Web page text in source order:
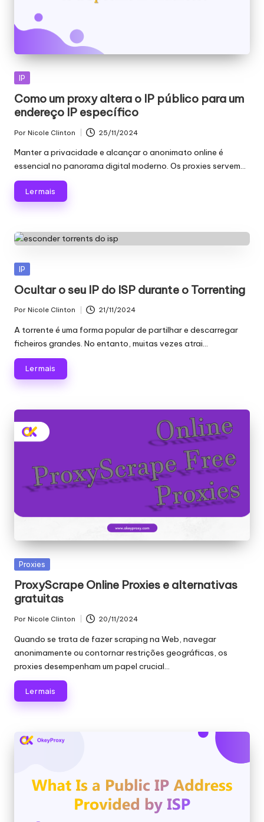
Publicado
IP
Como um proxy altera o IP público para um
endereço IP específico
Publicado
por
Por Nicole Clinton 25/11/2024
Manter a privacidade e alcançar o anonimato online é
essencial no panorama digital moderno. Os proxies servem...
Ler mais
Publicado
IP
Ocultar o seu IP do ISP durante o Torrenting
por
Por Nicole Clinton 21/11/2024
A torrente é uma forma popular de partilhar e descarregar
ficheiros grandes. No entanto, muitas vezes atrai...
Ler mais
Publicado
Proxies
ProxyScrape Online Proxies e alternativas
gratuitas
Publicado
por
Por Nicole Clinton 20/11/2024
Quando se trata de fazer scraping na Web, navegar
anonimamente ou contornar restrições geográficas, os
proxies desempenham um papel crucial...
Ler mais